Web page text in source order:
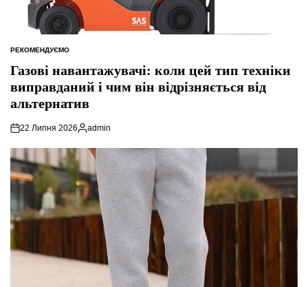
ОПУБЛІКУВАТИ
РЕКОМЕНДУЄМО
Газові навантажувачі: коли цей тип техніки
виправданий і чим він відрізняється від
альтернатив
22 Липня 2026
Опубліковано
admin